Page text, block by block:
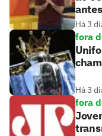
Há 3
fora
Há 3
fora